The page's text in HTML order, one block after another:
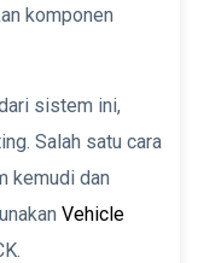
komponen
sistem ini,
Salah satu cara
kemudi dan
Vehicle